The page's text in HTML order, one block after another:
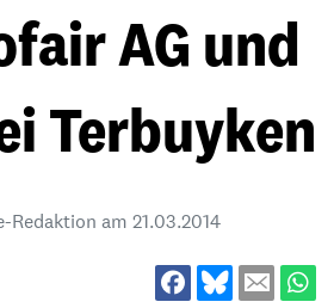
AG und
Terbuyken
Redaktion am 21.03.2014